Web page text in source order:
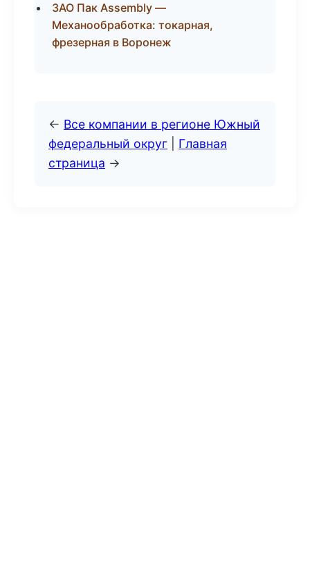
ЗАО Пак Assembly —
Механообработка: токарная,
фрезерная в Воронеж
← Все компании в регионе Южный
федеральный округ
Главная
страница →